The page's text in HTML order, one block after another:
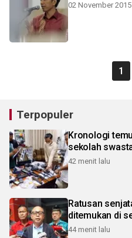
02 November
1
Terpopuler
Kronologi
sekolah
42 menit lalu
Ratusan
ditemukan di
44 menit lalu